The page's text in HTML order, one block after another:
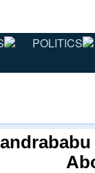
POLITICS